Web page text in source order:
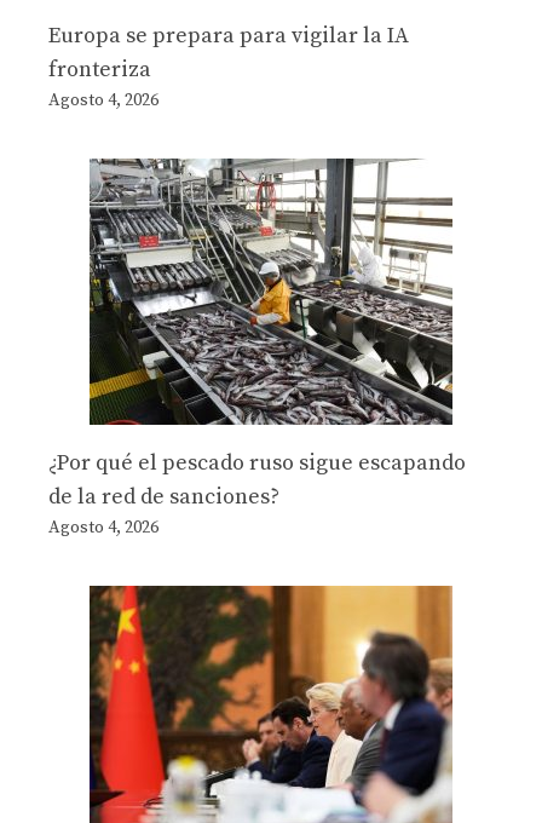
Europa se prepara para vigilar la IA
fronteriza
Agosto 4, 2026
¿Por qué el pescado ruso sigue escapando
de la red de sanciones?
Agosto 4, 2026